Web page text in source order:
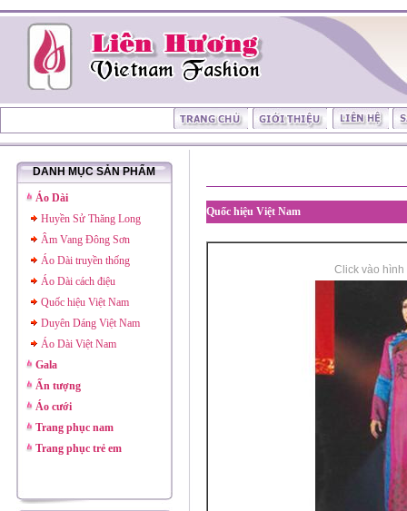
DANH MỤC SẢN PHẨM
Áo Dài
Huyền Sử Thăng Long
Âm Vang Đông Sơn
Áo Dài truyền thống
Áo Dài cách điệu
Quốc hiệu Việt Nam
Duyên Dáng Việt Nam
Áo Dài Việt Nam
Gala
Ấn tượng
Áo cưới
Trang phục nam
Trang phục trẻ em
Quốc hiệu Việt Nam
Click vào